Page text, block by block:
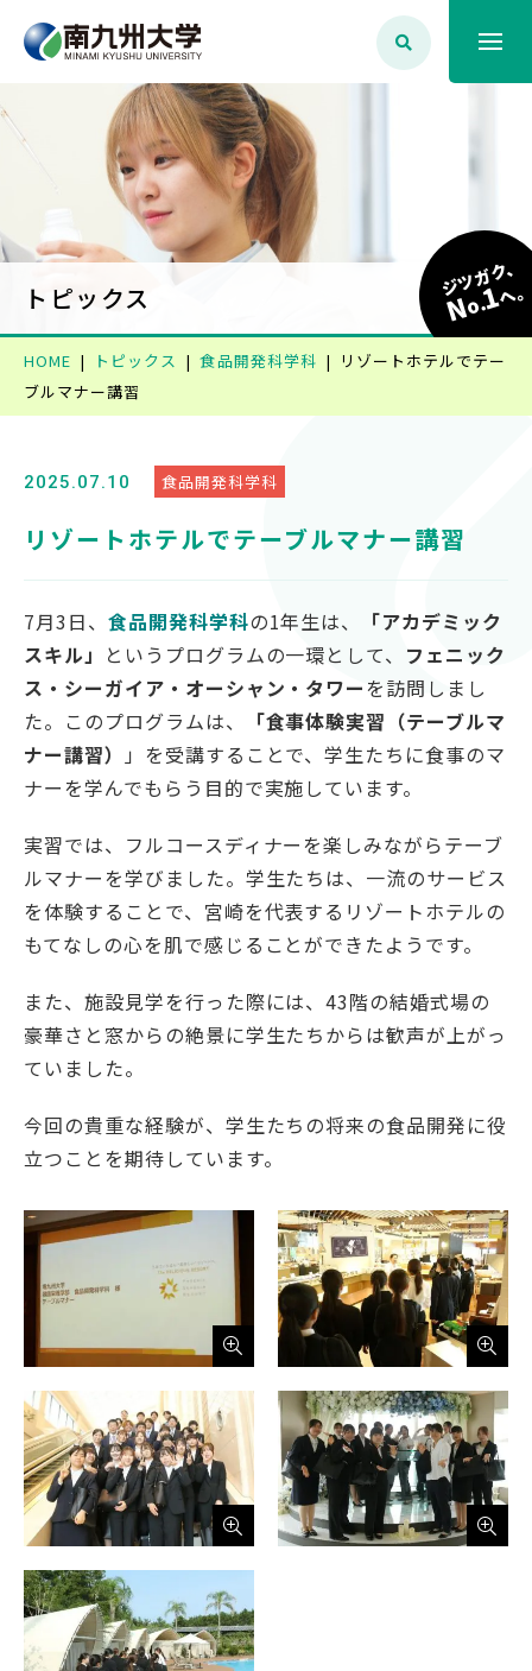
大学案内
学生生活
学部学科・大学院
就職・資格
対象者別
受験生の方
保護者の方
高校教員の方
企業の方
在学生・教職員の方
地域の方
南九州大学公式SNS
English Việt Nam
アクセス
イベント
資料請求
寄附のお願い
情報公開
採用情報
関連リンク
個人情報保護方針
トピックス ジツガク、
No.1へ
HOME トピックス 食品開発科学科
リゾートホテルでテー
ブルマナー講習
2025.07.10 食品開発科学科
リゾートホテルでテーブルマナー講習
7月3日、 食品開発科学科の1年生は、
「アカデミック
スキル」 というプログラムの一環として、 フェニック
ス・シーガイア・オーシャン・タワーを訪問しまし
た。このプログラムは、
「食事体験実習（テーブルマ
ナー講習）
」を受講することで、学生たちに食事のマ
ナーを学んでもらう目的で実施しています。
実習では、フルコースディナーを楽しみながらテーブ
ルマナーを学びました。学生たちは、一流のサービス
を体験することで、宮崎を代表するリゾートホテルの
もてなしの心を肌で感じることができたようです。
また、施設見学を行った際には、43階の結婚式場の
豪華さと窓からの絶景に学生たちからは歓声が上がっ
ていました。
今回の貴重な経験が、学生たちの将来の食品開発に役
立つことを期待しています。